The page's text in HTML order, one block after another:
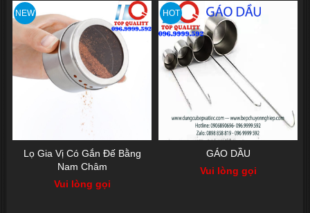
NEW
Lọ Gia Vị Có Gắn Đế Bằng
Nam Châm
Vui lòng gọi
HOT
GÁO DẦU
Vui lòng gọi